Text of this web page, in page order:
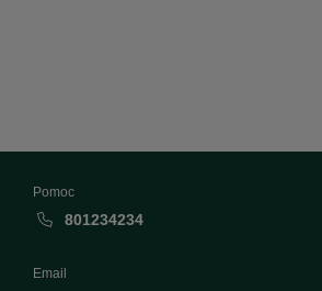
Pomoc
801234234
Email